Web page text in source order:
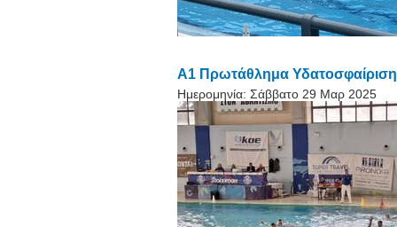
Α1 Πρωτάθλημα
Ημερομηνία: Σάββατο 29 Μαρ 2025